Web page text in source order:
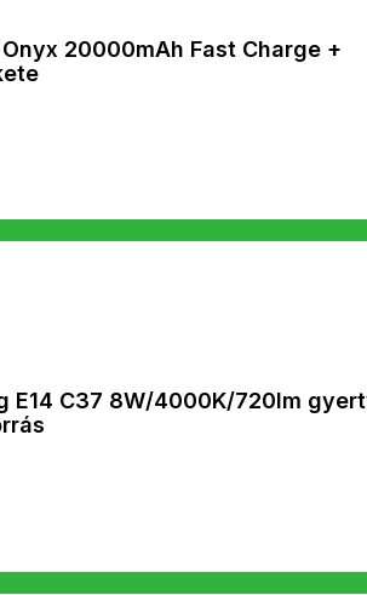
20000mAh Fast Charge +
E14 C37 8W/4000K/720lm